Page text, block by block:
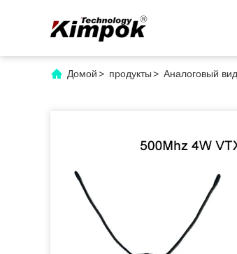
Домой> продукты> Аналоговый